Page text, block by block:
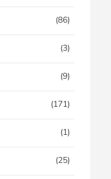
(86)
(3)
(9)
(171)
(1)
(25)